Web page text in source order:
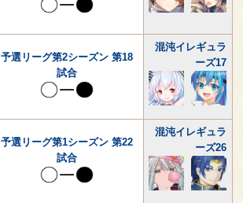
予選リーグ第2シーズン 第18
試合
混沌イレギュラ
ーズ17
予選リーグ第1シーズン 第22
試合
混沌イレギュラ
ーズ26